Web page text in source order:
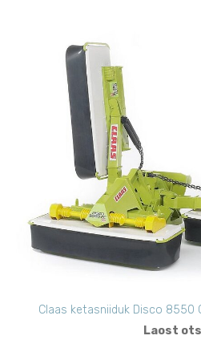
Claas ketasniiduk Disco 8550
Laost